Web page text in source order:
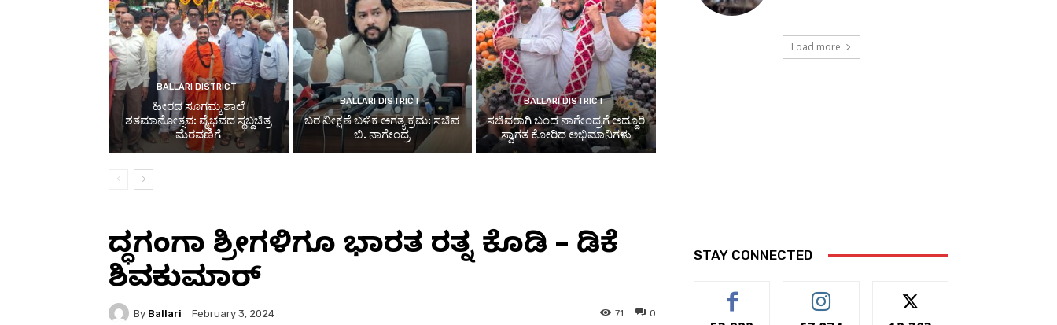
BALLARI DISTRICT
ಹೀರದ ಸೂಗಮ್ಮ ಶಾಲೆ
ಶತಮಾನೋತ್ಸವ: ವೈಭವದ ಸ್ಥಬ್ದಚಿತ್ರ
ಮೆರವಣಿಗೆ
BALLARI DISTRICT
ಬರ ವೀಕ್ಷಣೆ ಬಳಿಕ ಅಗತ್ಯ ಕ್ರಮ: ಸಚಿವ
ಬಿ. ನಾಗೇಂದ್ರ
BALLARI DISTRICT
ಸಚಿವರಾಗಿ ಬಂದ ನಾಗೇಂದ್ರಗೆ ಅದ್ದೂರಿ
ಸ್ವಾಗತ ಕೋರಿದ ಅಭಿಮಾನಿಗಳು
Load more